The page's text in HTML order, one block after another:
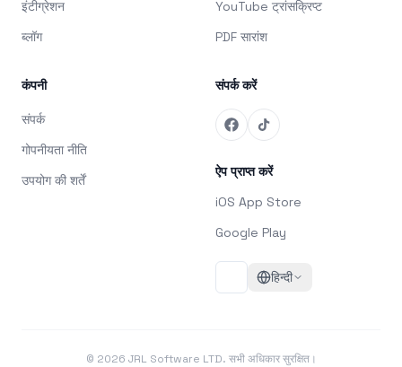
इंटीग्रेशन
ब्लॉग
YouTube ट्रांसक्रिप्ट
PDF सारांश
कंपनी
संपर्क
गोपनीयता नीति
उपयोग की शर्तें
संपर्क करें
ऐप प्राप्त करें
iOS App Store
Google Play
हिन्दी
© 2026 JRL Software LTD. सभी अधिकार सुरक्षित।